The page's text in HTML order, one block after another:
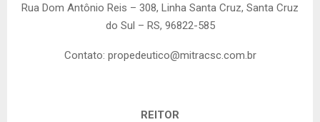
Rua Dom Antônio Reis – 308, Linha Santa Cruz, Santa Cruz
do Sul – RS, 96822-585
Contato: propedeutico@mitracsc.com.br
REITOR